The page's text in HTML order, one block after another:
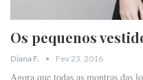
Os pequenos
Diana F. Fev 23, 2016
Agora que todas as montras das